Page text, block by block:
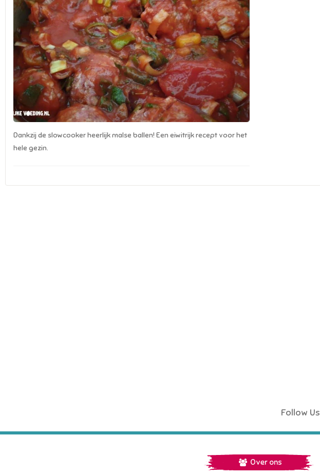
Dankzij de slowcooker heerlijk malse ballen! Een eiwitrijk recept voor het
hele gezin.
Follow Us
Over ons